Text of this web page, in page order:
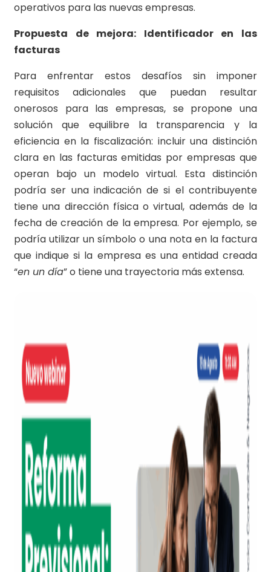
operativos para las nuevas empresas.
Propuesta de mejora: Identificador en las
facturas
Para enfrentar estos desafíos sin imponer
requisitos adicionales que puedan resultar
onerosos para las empresas, se propone una
solución que equilibre la transparencia y la
eficiencia en la fiscalización: incluir una distinción
clara en las facturas emitidas por empresas que
operan bajo un modelo virtual. Esta distinción
podría ser una indicación de si el contribuyente
tiene una dirección física o virtual, además de la
fecha de creación de la empresa. Por ejemplo, se
podría utilizar un símbolo o una nota en la factura
que indique si la empresa es una entidad creada
“en un día” o tiene una trayectoria más extensa.